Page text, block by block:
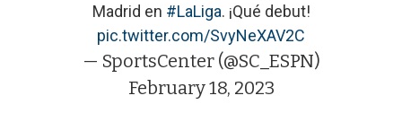
Madrid en #LaLiga. ¡Qué debut!
pic.twitter.com/SvyNeXAV2C
— SportsCenter (@SC_ESPN)
February 18, 2023